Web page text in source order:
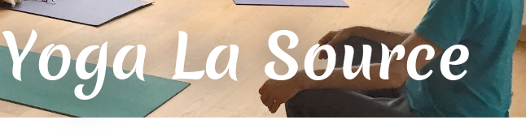
Yoga La Source